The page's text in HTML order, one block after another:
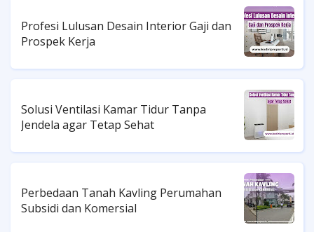
Profesi Lulusan Desain Interior Gaji dan
Prospek Kerja
Solusi Ventilasi Kamar Tidur Tanpa
Jendela agar Tetap Sehat
Perbedaan Tanah Kavling Perumahan
Subsidi dan Komersial